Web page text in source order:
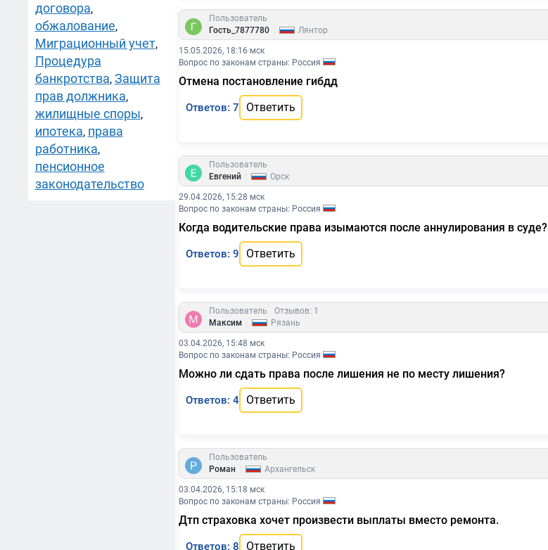
Пользователь
Гость_7877780
Лянтор
15.05.2026, 18:16 мск
Вопрос по законам страны: Россия
Отмена постановление гибдд
Ответов: 7 Ответить
Пользователь
Евгений
Орск
29.04.2026, 15:28 мск
Вопрос по законам страны: Россия
Когда водительские права изымаются после аннулирования в суде?
Ответов: 9 Ответить
Пользователь
Отзывов: 1
Максим
Рязань
03.04.2026, 15:48 мск
Вопрос по законам страны: Россия
Можно ли сдать права после лишения не по месту лишения?
Ответов: 4 Ответить
Пользователь
Роман
Архангельск
03.04.2026, 15:18 мск
Вопрос по законам страны: Россия
Дтп страховка хочет произвести выплаты вместо ремонта.
Ответов: 8 Ответить
договора,
обжалование,
Миграционный учет,
Процедура
банкротства, Защита
прав должника,
жилищные споры,
ипотека, права
работника,
пенсионное
законодательство